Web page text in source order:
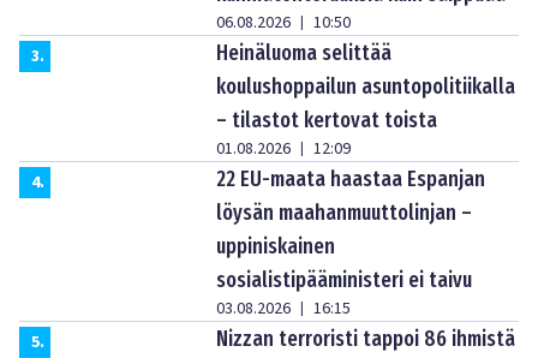
06.08.2026 | 10:50
3.
Heinäluoma selittää
koulushoppailun asuntopolitiikalla
– tilastot kertovat toista
01.08.2026 | 12:09
4.
22 EU-maata haastaa Espanjan
löysän maahanmuuttolinjan –
uppiniskainen
sosialistipääministeri ei taivu
03.08.2026 | 16:15
5.
Nizzan terroristi tappoi 86 ihmistä